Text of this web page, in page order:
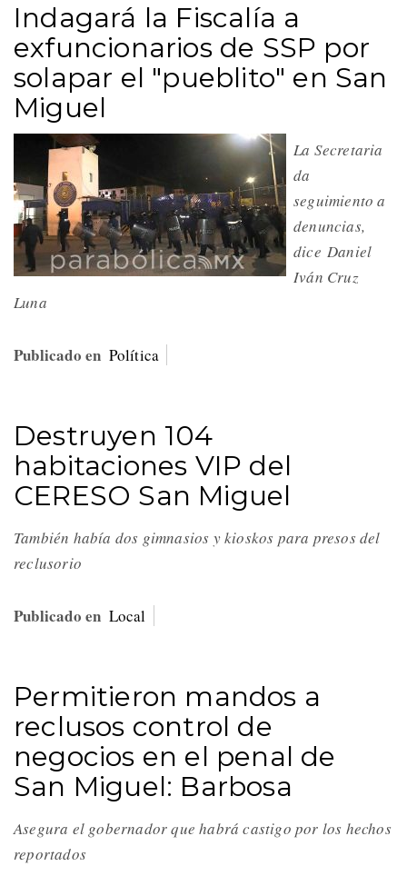
Indagará la Fiscalía a
exfuncionarios de SSP por
solapar el "pueblito" en San
Miguel
La Secretaria
da
seguimiento a
denuncias,
dice Daniel
Iván Cruz
Luna
Publicado en Política
Destruyen 104
habitaciones VIP del
CERESO San Miguel
También había dos gimnasios y kioskos para presos del
reclusorio
Publicado en Local
Permitieron mandos a
reclusos control de
negocios en el penal de
San Miguel: Barbosa
Asegura el gobernador que habrá castigo por los hechos
reportados